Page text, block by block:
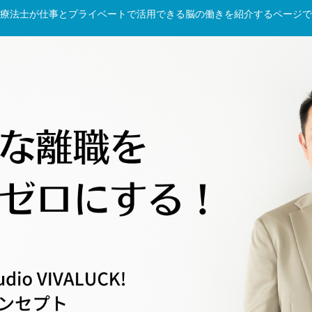
法士が仕事とプライベートで活用できる脳の働きを紹介するページ